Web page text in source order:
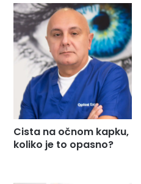
Cista na očnom kapku,
koliko je to opasno?